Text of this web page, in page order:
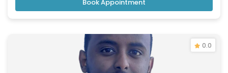
Book Appointment
0.0